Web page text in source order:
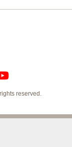
reserved.